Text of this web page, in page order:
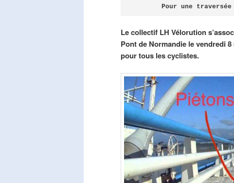
Pour une
Le collectif LH Vélorution
Pont de Normandie le vendredi
pour tous les cyclistes.